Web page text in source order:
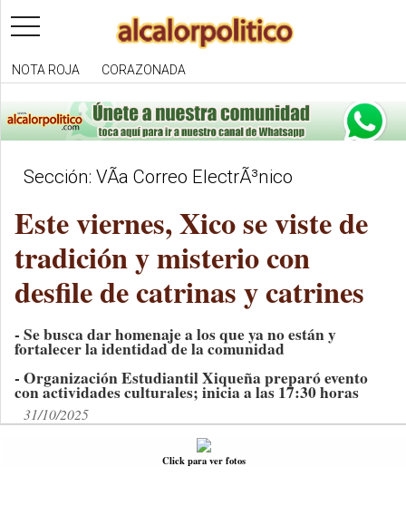
toggle
navigation
NOTA ROJA CORAZONADA
Sección: VÃ­a Correo ElectrÃ³nico
Este viernes, Xico se viste de
tradición y misterio con
desfile de catrinas y catrines
- Se busca dar homenaje a los que ya no están y
fortalecer la identidad de la comunidad
- Organización Estudiantil Xiqueña preparó evento
con actividades culturales; inicia a las 17:30 horas
31/10/2025
Click para ver fotos